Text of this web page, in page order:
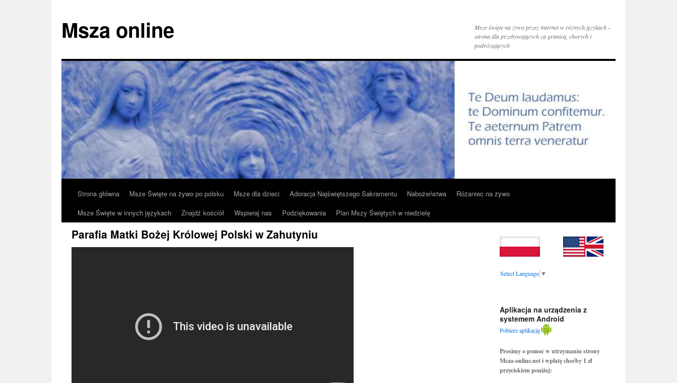
Msza online
Msze święte na żywo przez internet w różnych językach –
strona dla przebywających za granicą, chorych i
podróżujących
Strona główna Msze Święte na żywo po polsku Msze dla dzieci Adoracja Najświętszego Sakramentu Nabożeństwa
Różaniec na żywo
Msze Święte w innych językach
Znajdź kościół Wspieraj nas Podziękowania Plan Mszy Świętych w niedzielę
Parafia Matki Bożej Królowej Polski w Zahutyniu
Select Language ▼
Aplikacja na urządzenia z
systemem Android
Pobierz aplikację
Prosimy o pomoc w utrzymaniu strony
Msza-online.net i wpłatę choćby 1 zł
przyciskiem poniżej: